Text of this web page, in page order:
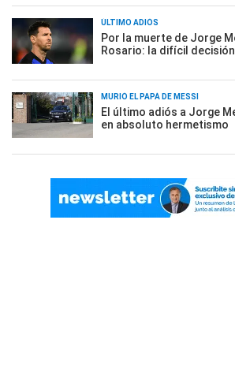
ÚLTIMO ADIÓS
Por la muerte de Jorge
Rosario: la difícil
MURIÓ EL PAPÁ DE MESSI
El último adiós a Jorge
en absoluto hermetismo